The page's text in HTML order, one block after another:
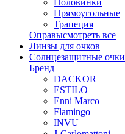
Прямоугольные
Трапеция
Оправысмотреть все
Линзы для очков
Солнцезащитные очки
Бренд
DACKOR
ESTILO
Enni Marco
Flamingo
INVU